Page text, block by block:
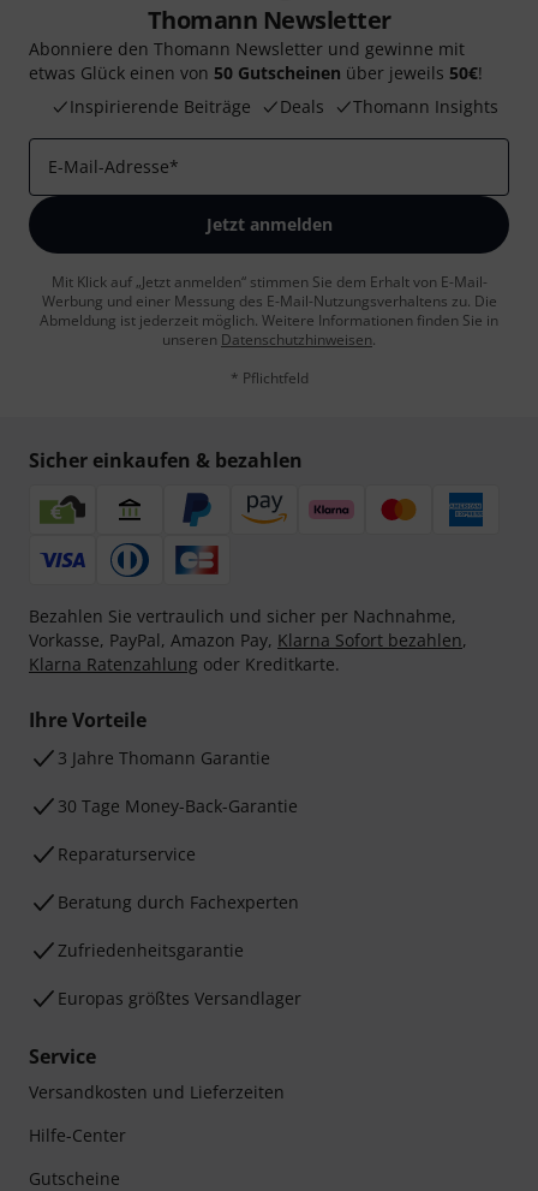
Thomann Newsletter
Abonniere den Thomann Newsletter und gewinne mit
etwas Glück einen von 50 Gutscheinen über jeweils 50€!
Inspirierende Beiträge
Deals Thomann Insights
E-Mail-Adresse*
Jetzt anmelden
Mit Klick auf „Jetzt anmelden“ stimmen Sie dem Erhalt von E-Mail-
Werbung und einer Messung des E-Mail-Nutzungsverhaltens zu. Die
Abmeldung ist jederzeit möglich. Weitere Informationen finden Sie in
unseren Datenschutzhinweisen.
* Pflichtfeld
Sicher einkaufen & bezahlen
Bezahlen Sie vertraulich und sicher per Nachnahme,
Vorkasse, PayPal, Amazon Pay, Klarna Sofort bezahlen,
Klarna Ratenzahlung oder Kreditkarte.
Ihre Vorteile
3 Jahre Thomann Garantie
30 Tage Money-Back-Garantie
Reparaturservice
Beratung durch Fachexperten
Zufriedenheitsgarantie
Europas größtes Versandlager
Service
Versandkosten und Lieferzeiten
Hilfe-Center
Gutscheine